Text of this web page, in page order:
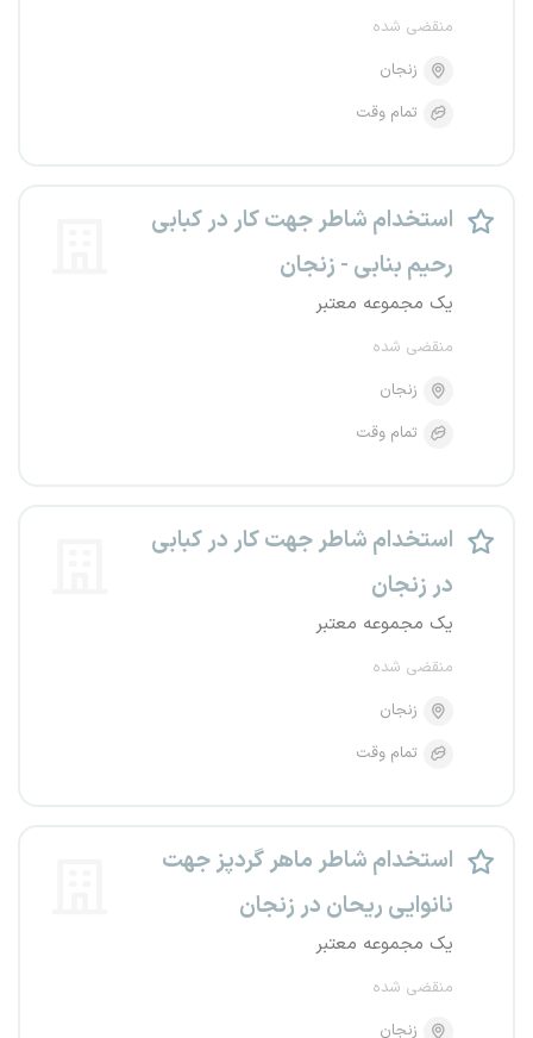
منقضی شده
زنجان
تمام وقت
استخدام شاطر جهت کار در کبابی
رحیم بنابی - زنجان
یک مجموعه معتبر
منقضی شده
زنجان
تمام وقت
استخدام شاطر جهت کار در کبابی
در زنجان
یک مجموعه معتبر
منقضی شده
زنجان
تمام وقت
استخدام شاطر ماهر گردپز جهت
نانوایی ریحان در زنجان
یک مجموعه معتبر
منقضی شده
زنجان